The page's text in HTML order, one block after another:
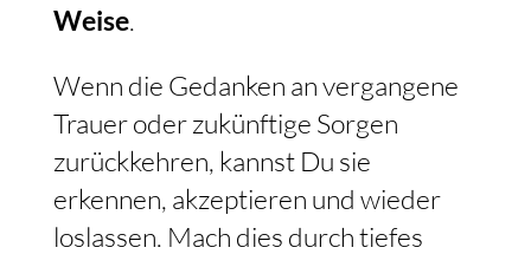
Weise.
Wenn die Gedanken an vergangene
Trauer oder zukünftige Sorgen
zurückkehren, kannst Du sie
erkennen, akzeptieren und wieder
loslassen. Mach dies durch tiefes